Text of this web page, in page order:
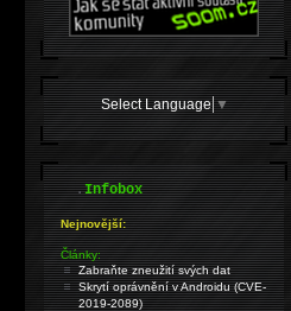
Select Language ▼
.Infobox
Nejnovější:
Články:
Zabraňte zneužití svých dat
Skrytí oprávnění v Androidu (CVE-
2019-2089)